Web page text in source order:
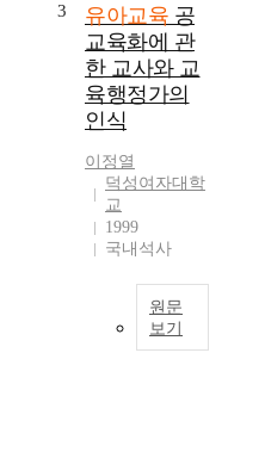
3 유아교육 공
교육화에 관
한 교사와 교
육행정가의
인식
이정열
덕성여자대학
교
1999
국내석사
원문
보기